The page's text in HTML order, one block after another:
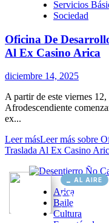
AL AIRE
Cargando...
Conectando...